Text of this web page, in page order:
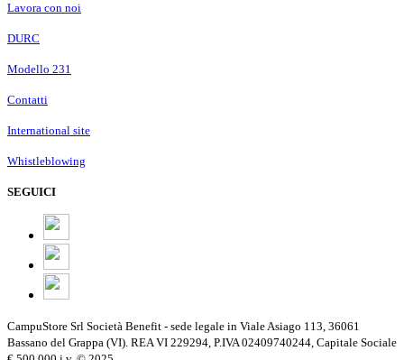
Lavora con noi
DURC
Modello 231
Contatti
International site
Whistleblowing
SEGUICI
CampuStore Srl Società Benefit - sede legale in Viale Asiago 113, 36061
Bassano del Grappa (VI). REA VI 229294, P.IVA 02409740244, Capitale Sociale